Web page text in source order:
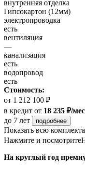
внутренняя отделка
Гипсокартон (12мм)
электропроводка
есть
вентиляция
—
канализация
есть
водопровод
есть
Стоимость:
от 1 212 100 ₽
в кредит от 18 235 ₽/
до 7 лет
подробнее
Показать всю
Нажмите и посмотрите
На круглый год